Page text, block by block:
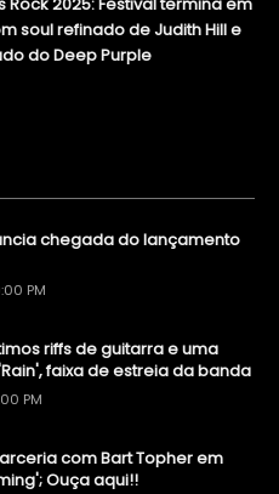
Rock 2025: Festival termina em
soul refinado de Judith Hill e
do Deep Purple
chegada do lançamento
PM
riffs de guitarra e uma
faixa de estreia da banda
PM
com Bart Topher em
Ouça aqui!!